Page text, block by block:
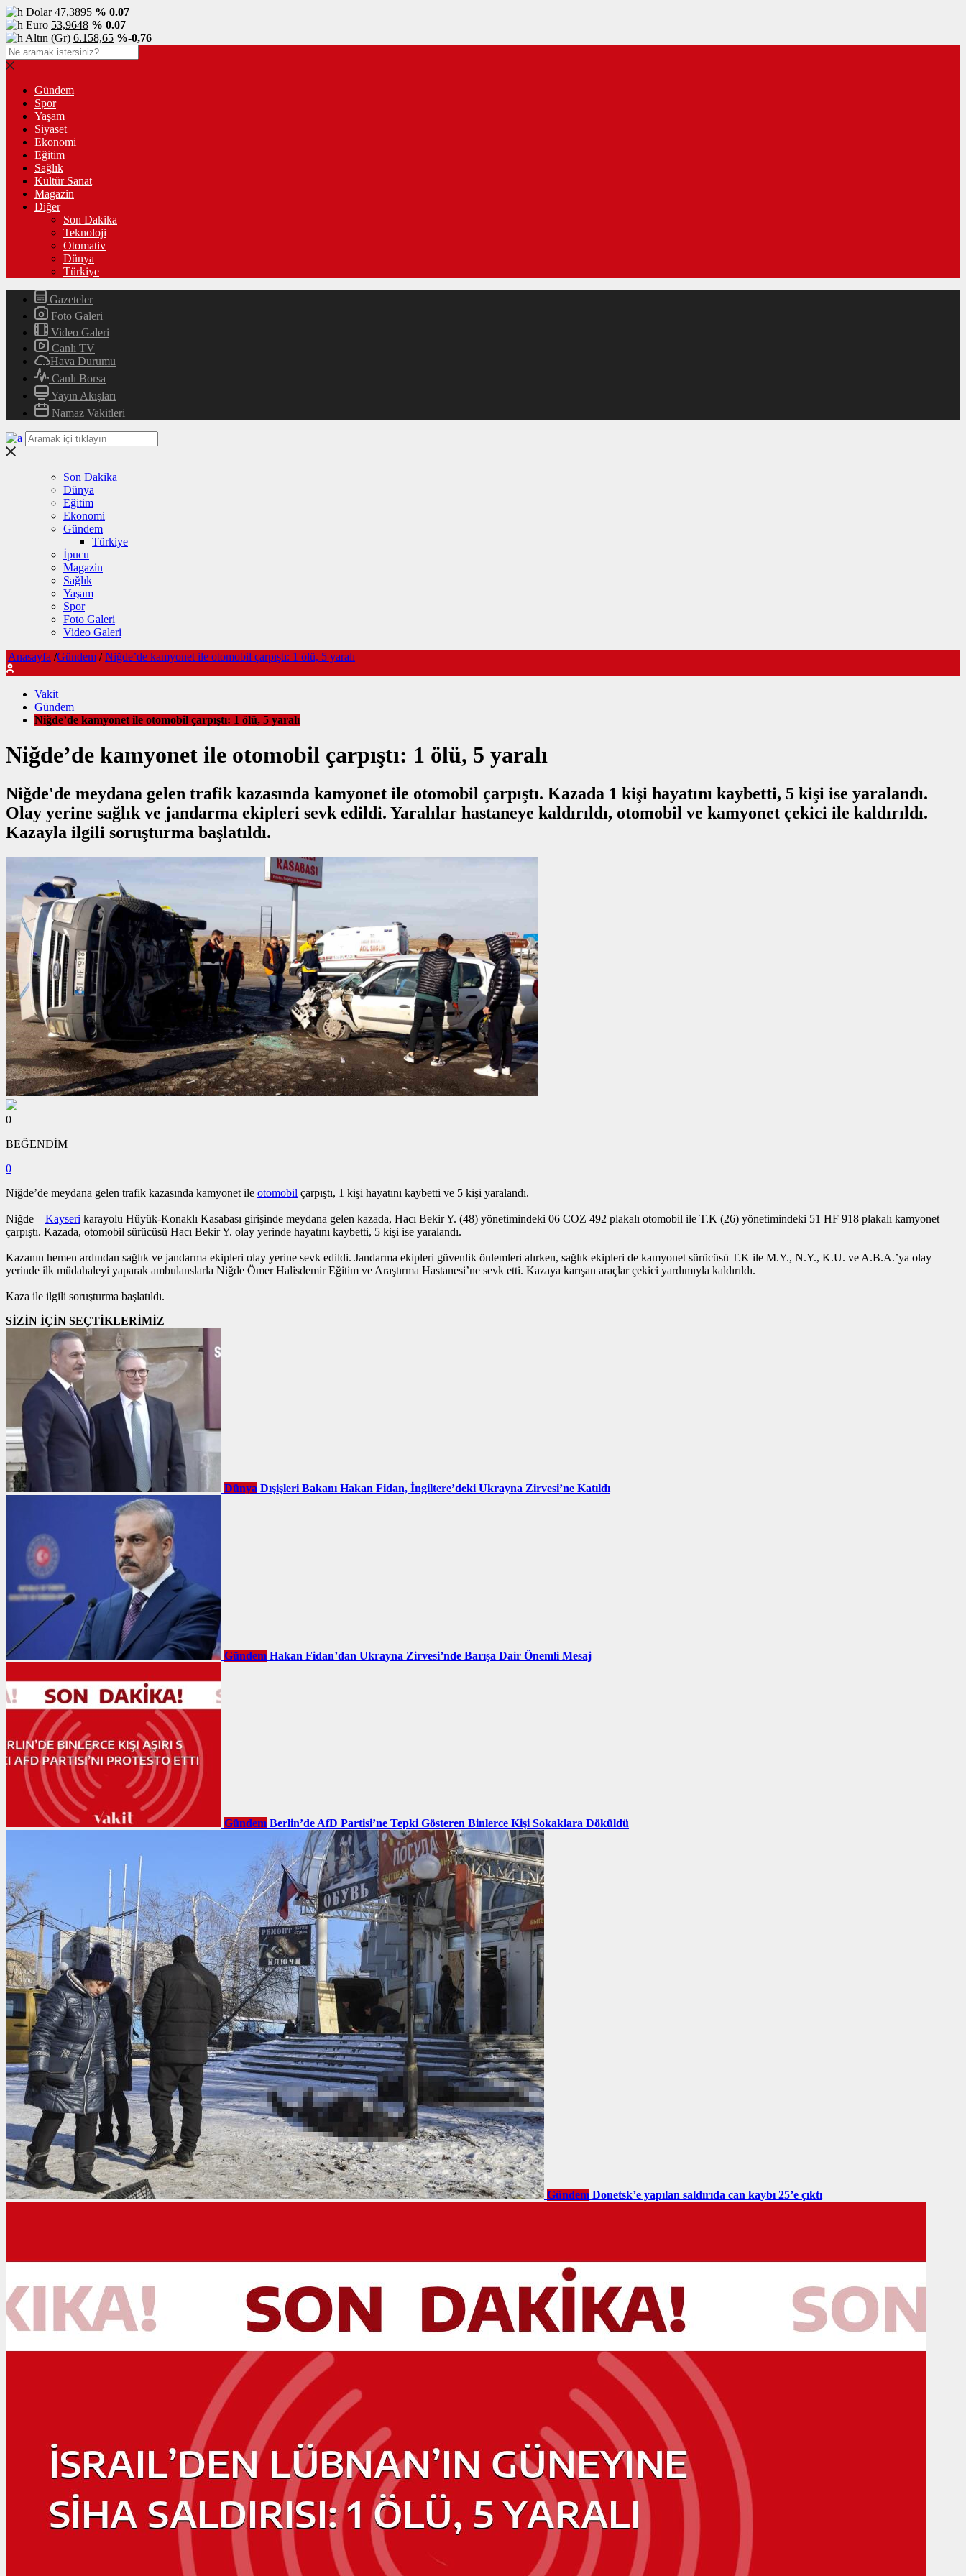
Dolar47,3895 % 0.07
Euro 53,9648 % 0.07
Altın (Gr) 6.158,65 %-0,76
Gündem
Spor
Yaşam
Siyaset
Ekonomi
Eğitim
Sağlık
Kültür Sanat
Magazin
Diğer
Son Dakika
Teknoloji
Otomativ
Dünya
Türkiye
Gazeteler
Foto Galeri
Video Galeri
Canlı TV
Hava Durumu
Canlı Borsa
Yayın Akışları
Namaz Vakitleri
Son Dakika
Dünya
Eğitim
Ekonomi
Gündem
Türkiye
İpucu
Magazin
Sağlık
Yaşam
Spor
Foto Galeri
Video Galeri
Anasayfa /Gündem / Niğde’de kamyonet ile otomobil çarpıştı: 1 ölü, 5 yaralı
Vakit
Gündem
Niğde’de kamyonet ile otomobil çarpıştı: 1 ölü, 5 yaralı
Niğde’de kamyonet ile otomobil çarpıştı: 1 ölü, 5 yaralı
Niğde'de meydana gelen trafik kazasında kamyonet ile otomobil çarpıştı. Kazada 1 kişi hayatını kaybetti, 5 kişi ise yaralandı.
Olay yerine sağlık ve jandarma ekipleri sevk edildi. Yaralılar hastaneye kaldırıldı, otomobil ve kamyonet çekici ile kaldırıldı.
Kazayla ilgili soruşturma başlatıldı.
0
BEĞENDİM
0
Niğde’de meydana gelen trafik kazasında kamyonet ile otomobil çarpıştı, 1 kişi hayatını kaybetti ve 5 kişi yaralandı.
Niğde – Kayseri karayolu Hüyük-Konaklı Kasabası girişinde meydana gelen kazada, Hacı Bekir Y. (48) yönetimindeki 06 COZ 492 plakalı otomobil ile T.K (26) yönetimindeki 51 HF 918 plakalı kamyonet
çarpıştı. Kazada, otomobil sürücüsü Hacı Bekir Y. olay yerinde hayatını kaybetti, 5 kişi ise yaralandı.
Kazanın hemen ardından sağlık ve jandarma ekipleri olay yerine sevk edildi. Jandarma ekipleri güvenlik önlemleri alırken, sağlık ekipleri de kamyonet sürücüsü T.K ile M.Y., N.Y., K.U. ve A.B.A.’ya olay
yerinde ilk müdahaleyi yaparak ambulanslarla Niğde Ömer Halisdemir Eğitim ve Araştırma Hastanesi’ne sevk etti. Kazaya karışan araçlar çekici yardımıyla kaldırıldı.
Kaza ile ilgili soruşturma başlatıldı.
SİZİN İÇİN SEÇTİKLERİMİZ
Dünya Dışişleri Bakanı Hakan Fidan, İngiltere’deki Ukrayna Zirvesi’ne Katıldı
Gündem Hakan Fidan’dan Ukrayna Zirvesi’nde Barışa Dair Önemli Mesaj
Gündem Berlin’de AfD Partisi’ne Tepki Gösteren Binlerce Kişi Sokaklara Döküldü
Gündem Donetsk’e yapılan saldırıda can kaybı 25’e çıktı